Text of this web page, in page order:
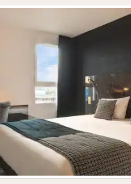
Forrige bilde